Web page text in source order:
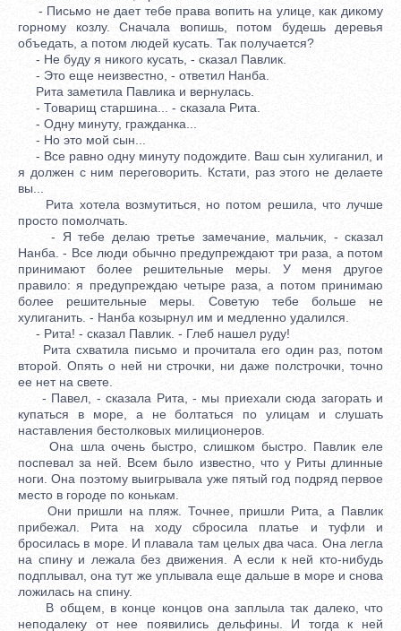
- Письмо не дает тебе права вопить на улице, как дикому
горному козлу. Сначала вопишь, потом будешь деревья
объедать, а потом людей кусать. Так получается?
- Не буду я никого кусать, - сказал Павлик.
- Это еще неизвестно, - ответил Нанба.
Рита заметила Павлика и вернулась.
- Товарищ старшина... - сказала Рита.
- Одну минуту, гражданка...
- Но это мой сын...
- Все равно одну минуту подождите. Ваш сын хулиганил, и
я должен с ним переговорить. Кстати, раз этого не делаете
вы...
Рита хотела возмутиться, но потом решила, что лучше
просто помолчать.
- Я тебе делаю третье замечание, мальчик, - сказал
Нанба. - Все люди обычно предупреждают три раза, а потом
принимают более решительные меры. У меня другое
правило: я предупреждаю четыре раза, а потом принимаю
более решительные меры. Советую тебе больше не
хулиганить. - Нанба козырнул им и медленно удалился.
- Рита! - сказал Павлик. - Глеб нашел руду!
Рита схватила письмо и прочитала его один раз, потом
второй. Опять о ней ни строчки, ни даже полстрочки, точно
ее нет на свете.
- Павел, - сказала Рита, - мы приехали сюда загорать и
купаться в море, а не болтаться по улицам и слушать
наставления бестолковых милиционеров.
Она шла очень быстро, слишком быстро. Павлик еле
поспевал за ней. Всем было известно, что у Риты длинные
ноги. Она поэтому выигрывала уже пятый год подряд первое
место в городе по конькам.
Они пришли на пляж. Точнее, пришли Рита, а Павлик
прибежал. Рита на ходу сбросила платье и туфли и
бросилась в море. И плавала там целых два часа. Она легла
на спину и лежала без движения. А если к ней кто-нибудь
подплывал, она тут же уплывала еще дальше в море и снова
ложилась на спину.
В общем, в конце концов она заплыла так далеко, что
неподалеку от нее появились дельфины. И тогда к ней